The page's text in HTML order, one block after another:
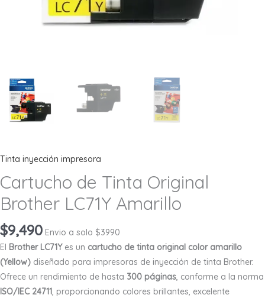
Tinta inyección impresora
Cartucho de Tinta Original
Brother LC71Y Amarillo
$9,490 Envio a solo $3990
El Brother LC71Yes un cartucho de tinta original color amarillo
(Yellow) diseñado para impresoras de inyección de tinta Brother.
Ofrece un rendimiento de hasta 300 páginas, conforme a la norma
ISO/IEC 24711, proporcionando colores brillantes, excelente